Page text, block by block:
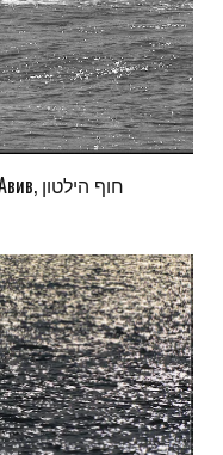
Одно фото / Израиль, Тель Авив, חוף הילטון